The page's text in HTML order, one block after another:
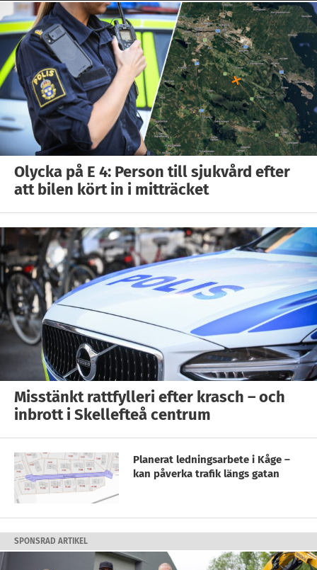
Olycka på E 4: Person till sjukvård efter
att bilen kört in i mitträcket
Misstänkt rattfylleri efter krasch – och
inbrott i Skellefteå centrum
Planerat ledningsarbete i Kåge –
kan påverka trafik längs gatan
SPONSRAD ARTIKEL